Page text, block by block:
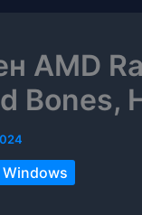
AMD
Bones,